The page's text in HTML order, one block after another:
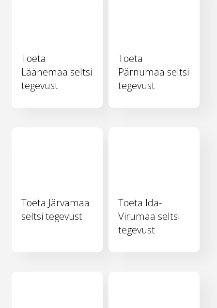
Toeta
Läänemaa seltsi
tegevust
Toeta
Pärnumaa seltsi
tegevust
Toeta Järvamaa
seltsi tegevust
Toeta Ida-
Virumaa seltsi
tegevust